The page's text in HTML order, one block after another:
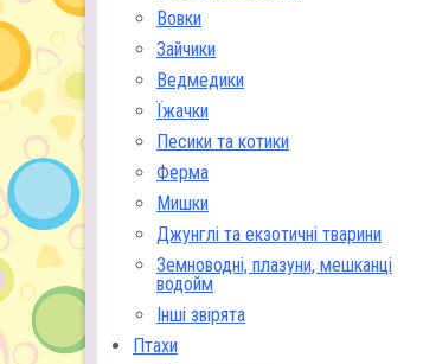
Вовки
Зайчики
Ведмедики
Їжачки
Песики та котики
Ферма
Мишки
Джунглі та екзотичні тварини
Земноводні, плазуни, мешканці
водойм
Інші звірята
Птахи